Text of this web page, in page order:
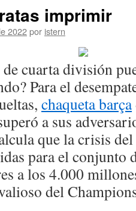
imprimir
2022por istern
cuarta división
Para el
chaqueta barça
a sus
que la crisis
para el conjunto
a los 4.000
del